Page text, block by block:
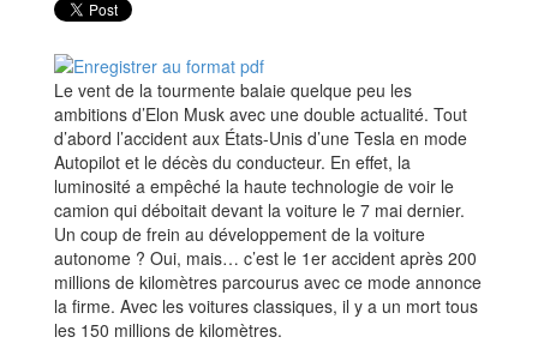
Le vent de la tourmente balaie quelque peu les
ambitions d’Elon Musk avec une double actualité. Tout
d’abord l’accident aux États-Unis d’une Tesla en mode
Autopilot et le décès du conducteur. En effet, la
luminosité a empêché la haute technologie de voir le
camion qui déboitait devant la voiture le 7 mai dernier.
Un coup de frein au développement de la voiture
autonome ? Oui, mais… c’est le 1er accident après 200
millions de kilomètres parcourus avec ce mode annonce
la firme. Avec les voitures classiques, il y a un mort tous
les 150 millions de kilomètres.